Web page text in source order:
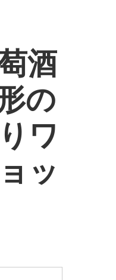
酒
の
ワ
ッ